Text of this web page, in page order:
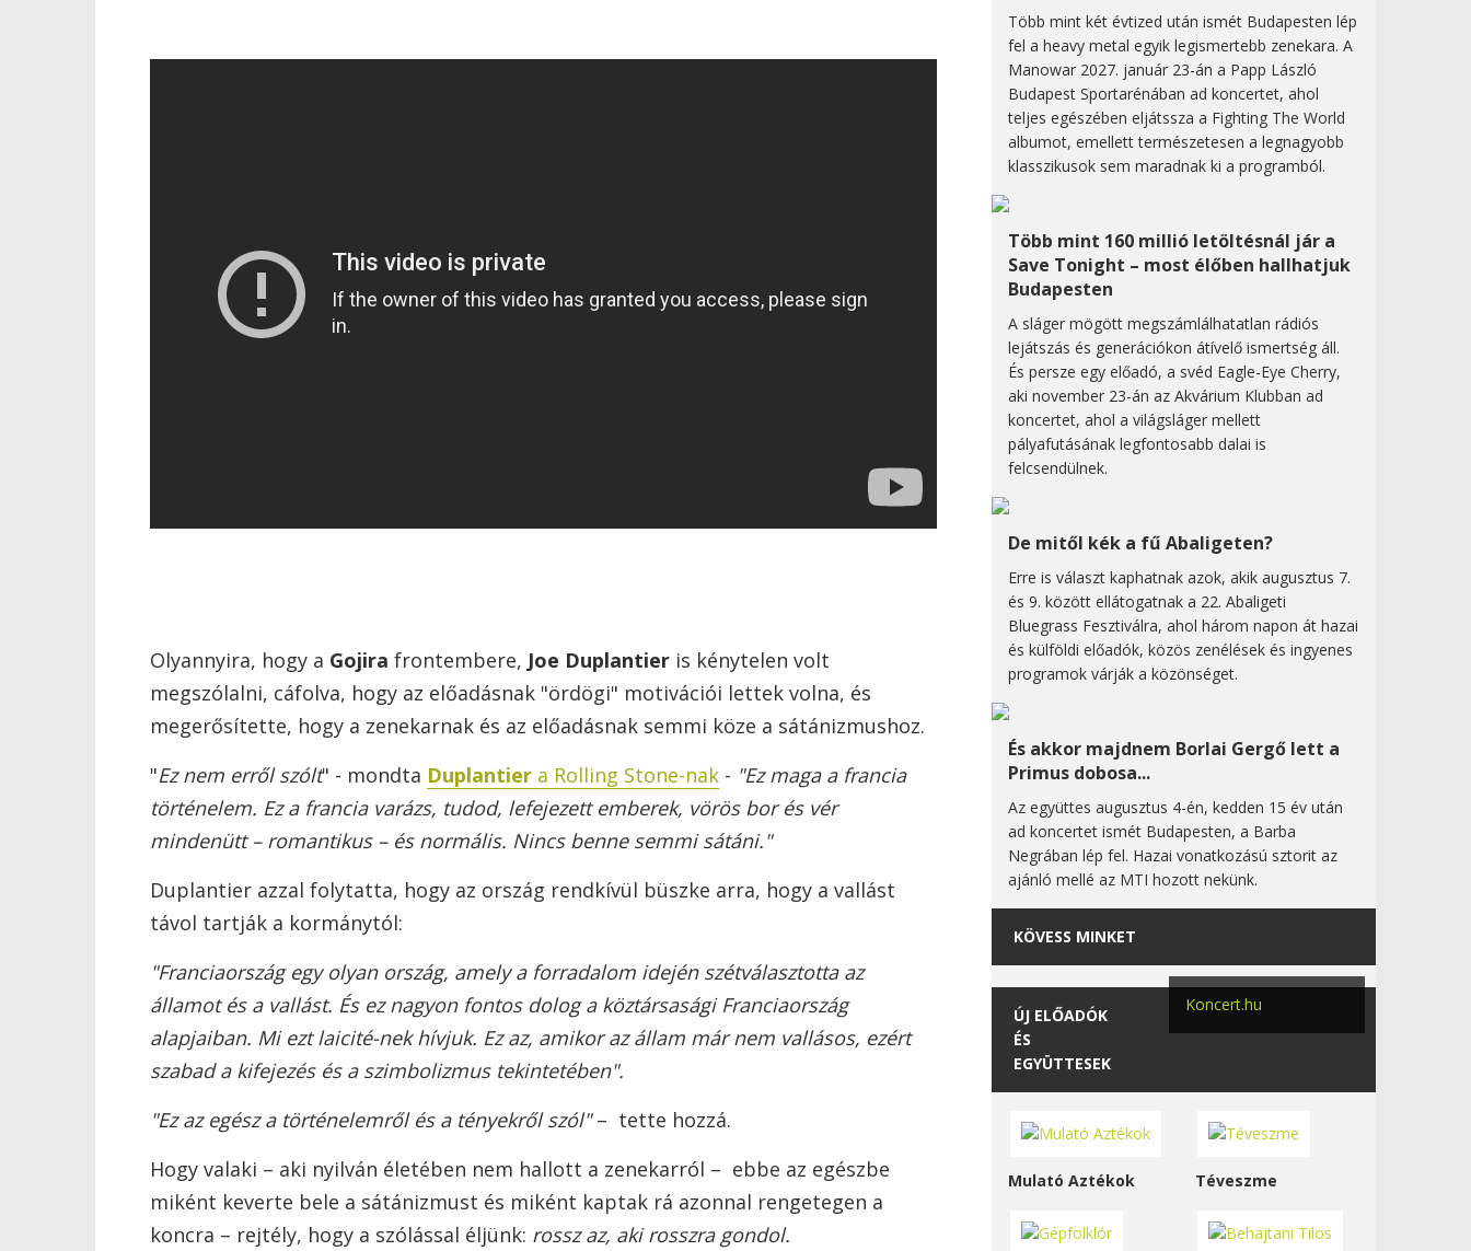
Olyannyira, hogy a Gojira frontembere, Joe Duplantier is kénytelen volt
megszólalni, cáfolva, hogy az előadásnak "ördögi" motivációi lettek volna, és
megerősítette, hogy a zenekarnak és az előadásnak semmi köze a sátánizmushoz.
"Ez nem erről szólt" - mondta Duplantier a Rolling Stone-nak - "Ez maga a francia
történelem. Ez a francia varázs, tudod, lefejezett emberek, vörös bor és vér
mindenütt – romantikus – és normális. Nincs benne semmi sátáni."
Duplantier azzal folytatta, hogy az ország rendkívül büszke arra, hogy a vallást
távol tartják a kormánytól:
"Franciaország egy olyan ország, amely a forradalom idején szétválasztotta az
államot és a vallást. És ez nagyon fontos dolog a köztársasági Franciaország
alapjaiban. Mi ezt laicité-nek hívjuk. Ez az, amikor az állam már nem vallásos, ezért
szabad a kifejezés és a szimbolizmus tekintetében".
"Ez az egész a történelemről és a tényekről szól"– tette hozzá.
Hogy valaki – aki nyilván életében nem hallott a zenekarról – ebbe az egészbe
miként keverte bele a sátánizmust és miként kaptak rá azonnal rengetegen a
koncra – rejtély, hogy a szólással éljünk: rossz az, aki rosszra gondol.
Több mint két évtized után ismét Budapesten lép
fel a heavy metal egyik legismertebb zenekara. A
Manowar 2027. január 23-án a Papp László
Budapest Sportarénában ad koncertet, ahol
teljes egészében eljátssza a Fighting The World
albumot, emellett természetesen a legnagyobb
klasszikusok sem maradnak ki a programból.
Több mint 160 millió letöltésnál jár a
Save Tonight – most élőben hallhatjuk
Budapesten
A sláger mögött megszámlálhatatlan rádiós
lejátszás és generációkon átívelő ismertség áll.
És persze egy előadó, a svéd Eagle-Eye Cherry,
aki november 23-án az Akvárium Klubban ad
koncertet, ahol a világsláger mellett
pályafutásának legfontosabb dalai is
felcsendülnek.
De mitől kék a fű Abaligeten?
Erre is választ kaphatnak azok, akik augusztus 7.
és 9. között ellátogatnak a 22. Abaligeti
Bluegrass Fesztiválra, ahol három napon át hazai
és külföldi előadók, közös zenélések és ingyenes
programok várják a közönséget.
És akkor majdnem Borlai Gergő lett a
Primus dobosa...
Az együttes augusztus 4-én, kedden 15 év után
ad koncertet ismét Budapesten, a Barba
Negrában lép fel. Hazai vonatkozású sztorit az
ajánló mellé az MTI hozott nekünk.
KÖVESS MINKET
Koncert.hu
ÚJ ELŐADÓK
ÉS
EGYÜTTESEK
Mulató Aztékok Téveszme